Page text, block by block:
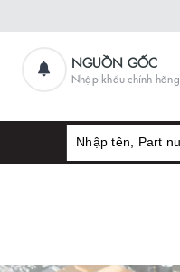
NGUỒN GỐC
Nhập khẩu chính hãng